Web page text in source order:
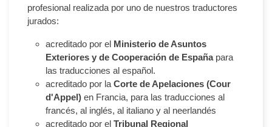
profesional realizada por uno de nuestros traductores
jurados:
acreditado por el Ministerio de Asuntos
Exteriores y de Cooperación de Españapara
las traducciones al español.
acreditado por la Corte de Apelaciones (Cour
d'Appel) en Francia, para las traducciones al
francés, al inglés, al italiano y al neerlandés
acreditado por el Tribunal Regional